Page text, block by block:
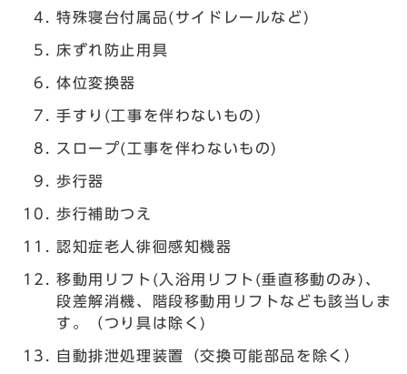
特殊寝台付属品(サイドレールなど)
床ずれ防止用具
体位変換器
手すり(工事を伴わないもの)
スロープ(工事を伴わないもの)
歩行器
歩行補助つえ
認知症老人徘徊感知機器
移動用リフト(入浴用リフト(垂直移動のみ)、
段差解消機、階段移動用リフトなども該当しま
す。（つり具は除く)
自動排泄処理装置（交換可能部品を除く）